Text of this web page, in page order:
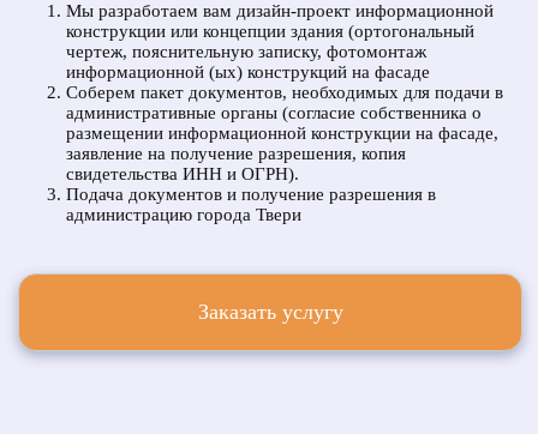
Мы разработаем вам дизайн-проект информационной
конструкции или концепции здания (ортогональный
чертеж, пояснительную записку, фотомонтаж
информационной (ых) конструкций на фасаде
Соберем пакет документов, необходимых для подачи в
административные органы (согласие собственника о
размещении информационной конструкции на фасаде,
заявление на получение разрешения, копия
свидетельства ИНН и ОГРН).
Подача документов и получение разрешения в
администрацию города Твери
Заказать услугу